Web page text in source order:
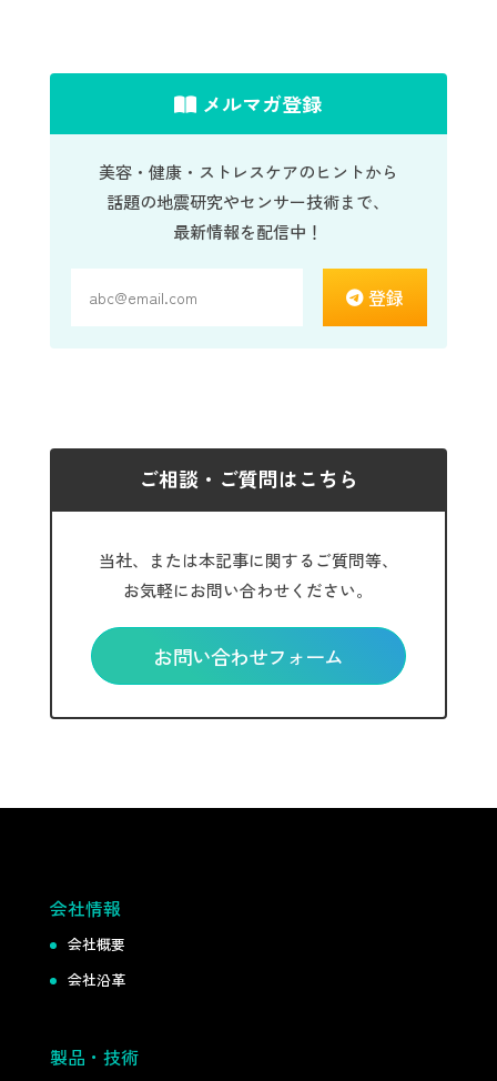
メルマガ登録
美容・健康・ストレスケアのヒントから
話題の地震研究やセンサー技術まで、
最新情報を配信中！
登録
ご相談・ご質問はこちら
当社、または本記事に関するご質問等、
お気軽にお問い合わせください。
お問い合わせフォーム
会社情報
会社概要
会社沿革
製品・技術